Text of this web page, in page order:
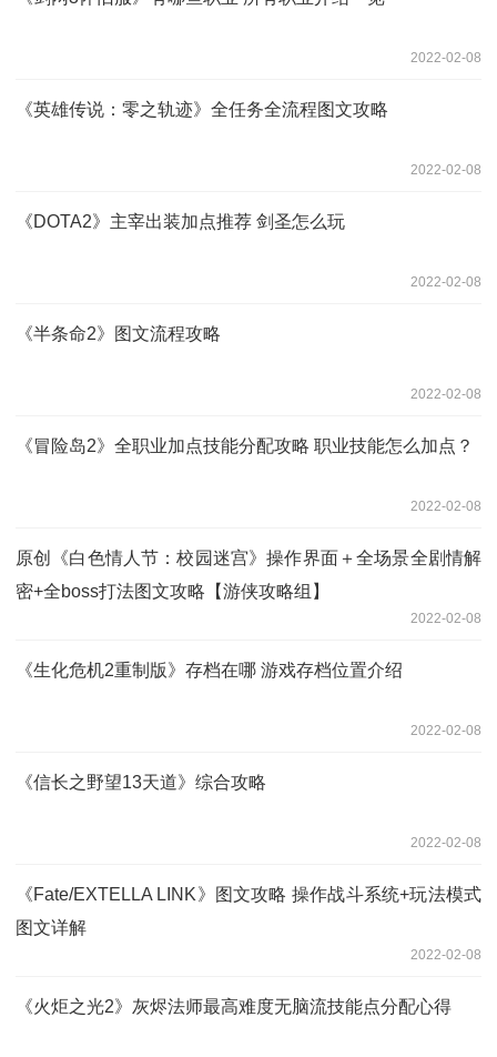
2022-02-08
《英雄传说：零之轨迹》全任务全流程图文攻略
2022-02-08
《DOTA2》主宰出装加点推荐 剑圣怎么玩
2022-02-08
《半条命2》图文流程攻略
2022-02-08
《冒险岛2》全职业加点技能分配攻略 职业技能怎么加点？
2022-02-08
原创《白色情人节：校园迷宫》操作界面＋全场景全剧情解
密+全boss打法图文攻略【游侠攻略组】
2022-02-08
《生化危机2重制版》存档在哪 游戏存档位置介绍
2022-02-08
《信长之野望13天道》综合攻略
2022-02-08
《Fate/EXTELLA LINK》图文攻略 操作战斗系统+玩法模式
图文详解
2022-02-08
《火炬之光2》灰烬法师最高难度无脑流技能点分配心得